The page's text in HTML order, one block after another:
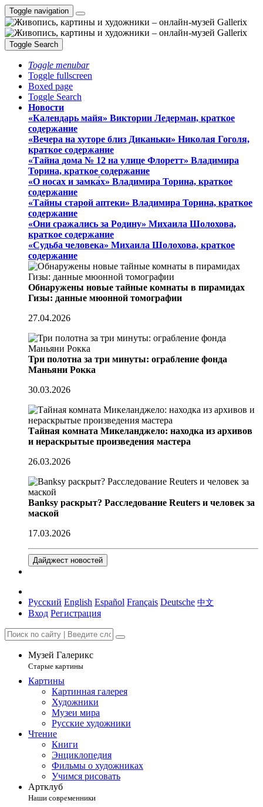
Toggle navigation
Toggle Search
Toggle menubar
Toggle fullscreen
Boxed page
Toggle Search
Новости
«Календарь майя» Виктории Ледерман, краткое
содержание
«Вечера на хуторе близ Диканьки» Николая Гоголя,
краткое содержание
«Тайна дома № 12 на улице Флоретт» Владимира
Торина, краткое содержание
«О носах и замка́х» Владимира Торина, краткое
содержание
«Тайны старой аптеки» Владимира Торина, краткое
содержание
«Они сражались за Родину» Михаила Шолохова,
краткое содержание
«Судьба человека» Михаила Шолохова, краткое
содержание
Обнаружены новые тайные комнаты в пирамидах
Гизы: данные мюонной томографии
27.04.2026
Три полотна за три минуты: ограбление фонда
Маньяни Рокка
30.03.2026
Тайная комната Микеланджело: находка из архивов
и нераскрытые произведения мастера
26.03.2026
Banksy раскрыт? Расследование Reuters и человек за
маской
17.03.2026
Дайджест новостей
Русский English Español Français Deutsche 中文
Вход Регистрация
Музей Галерикс
Старые картины
Картины
Картинная галерея
Художники
Музеи мира
Русские художники
Чтение
Книги
Энциклопедия
Фильмы о художниках
Учимся рисовать
Артклуб
Наши современники